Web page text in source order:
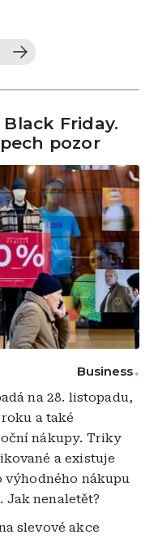
Friday.
pozor
Business
na 28. listopadu,
a také
nákupy. Triky
a existuje
výhodného nákupu
Jak nenaletět?
slevové akce